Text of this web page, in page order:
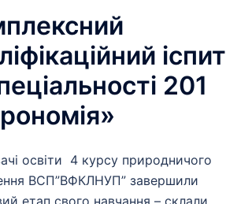
іспит
201
освіти 4 курсу природничого
ВСП”ВФКЛНУП” завершили
етап свого навчання – склали